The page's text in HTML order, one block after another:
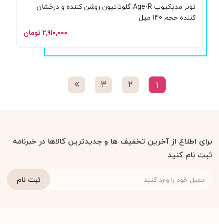
تونر مدیکیوب Age-R گلوتاتیون روشن کننده و درخشان
کننده حجم 140 میل
۲,۹۱۰,۰۰۰ تومان
1
2
3
برای اطلاع از آخرین تخفیف ها و جدیدترین کالاها در خبرنامه
ثبت نام کنید